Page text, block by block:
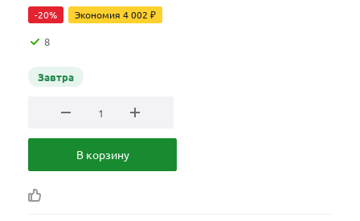
-20% Экономия 4 002 ₽
8
Завтра
В корзину